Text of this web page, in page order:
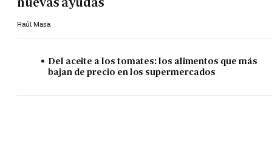
Raúl Masa
Del aceite a los tomates: los alimentos que más
bajan de precio en los supermercados